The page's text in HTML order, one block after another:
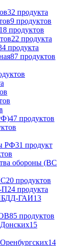
32 продукта
9 продуктов
продуктов
22 продукта
продукта
87 продуктов
47 продуктов
РФ31 продукт
обороны (ВС
20 продуктов
П24 продукта
ГАИ13
85 продуктов
15
14